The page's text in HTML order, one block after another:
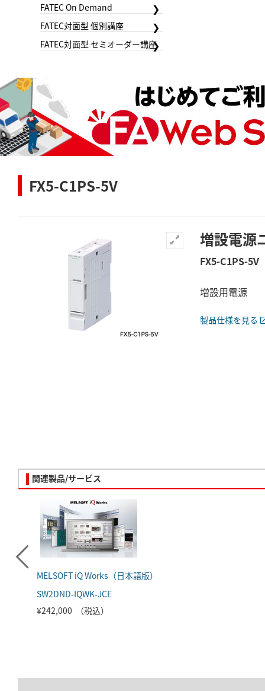
FATEC On Demand
FATEC対面型 個別講座
FATEC対面型 セミオーダー講座
FX5-C1PS-5V
増設電源
FX5-C1PS-5V
増設用電源
製品仕様を見る
関連製品/サービス
MELSOFT iQ Works（日本語版）
SW2DND-IQWK-JCE
¥242,000 （税込）